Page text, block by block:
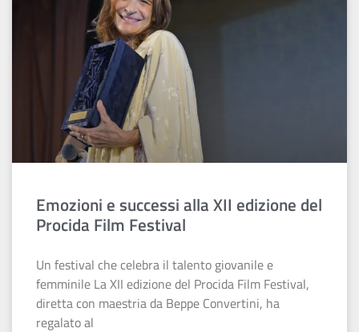
Emozioni e successi alla XII edizione del
Procida Film Festival
Un festival che celebra il talento giovanile e
femminile La XII edizione del Procida Film Festival,
diretta con maestria da Beppe Convertini, ha
regalato al